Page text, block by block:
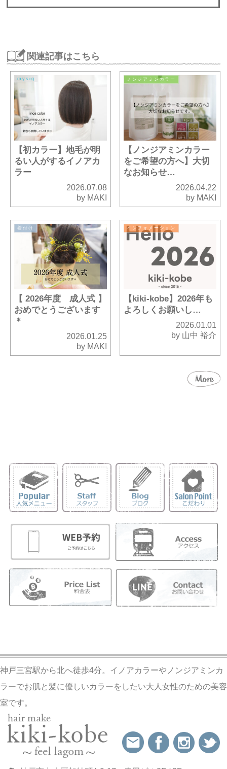
関連記事はこちら
mysig
【初カラー】地毛が明
るい人がするイノアカ
ラー
2026.07.08
by MAKI
ノンジアミンカラー
【ノンジアミンカラー
をご希望の方へ】大切
なお知らせ…
2026.04.22
by MAKI
着付け
【 2026年度 成人式 】
おめでとうございます
＊
2026.01.25
by MAKI
インフォメーション
【kiki-kobe】2026年も
よろしくお願いし…
2026.01.01
by 山中 裕介
神戸三宮駅から北へ徒歩4分。イノアカラーやノンジアミンカ
ラーでお肌と髪に優しいカラーをしたい大人女性のための美容
室です。